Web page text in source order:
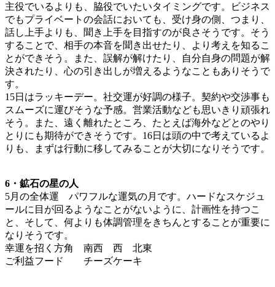
主役でいるよりも、脇役でいたいタイミングです。ビジネス
でもプライベートの会話においても、受け身の側、つまり、
話し上手よりも、聞き上手を目指すのが良さそうです。そう
することで、相手の本音を聞き出せたり、より考えを知るこ
とができそう。また、誤解が解けたり、自分自身の問題が解
決されたり、心の引き出しが増えるようなこともありそうで
す。
15日はラッキーデー。社交運が好調の様子。契約や交渉事も
スムーズに運びそうな予感。営業活動なども思いきり頑張れ
そう。また、遠く離れたところ、たとえば海外などとのやり
とりにも期待ができそうです。16日は頭の中で考えているよ
りも、まずは行動に移してみることが大切になりそうです。
6・鉱石の星の人
5月の全体運 パワフルな運気の月です。ハードなスケジュ
ールに目が回るようなことがないように、計画性を持つこ
と、そして、何よりも体調管理をきちんとすることが重要に
なりそうです。
幸運を招く方角 南西 西 北東
ご利益フード チーズケーキ